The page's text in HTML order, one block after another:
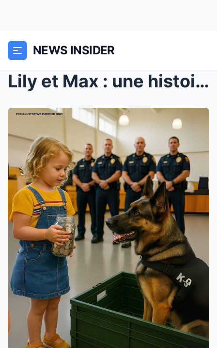
NEWS INSIDER
Lily et Max : une histoire inspirante d’amou...